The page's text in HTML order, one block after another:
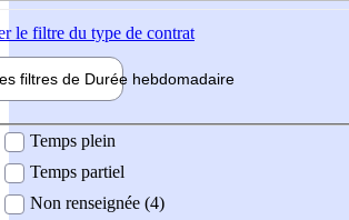
le filtre du type de contrat
filtres de Durée hebdomadaire
Temps plein
Temps partiel
Non renseignée (4)